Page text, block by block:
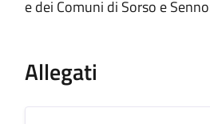
e dei Comuni di Sorso e
Allegati